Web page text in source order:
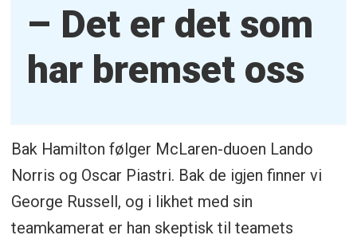
– Det er det som
har bremset oss
Bak Hamilton følger McLaren-duoen Lando
Norris og Oscar Piastri. Bak de igjen finner vi
George Russell, og i likhet med sin
teamkamerat er han skeptisk til teamets